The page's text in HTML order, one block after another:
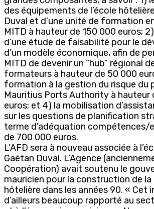
des équipements de l’école
Duval et d’une unité de formation
MITD à hauteur de 150 000 euros;
d’une étude de faisabilité pour le
d’un modèle économique, afin de
MITD de devenir un “hub” régional
formateurs à hauteur de 50 000
formation à la gestion du risque du
Mauritius Ports Authority à hauteur
euros; et 4) la mobilisation
sur les questions de planification
terme d’adéquation compétences/
de 700 000 euros.
L’AFD sera à nouveau associée à
Gaëtan Duval. L’Agence
Coopération) avait soutenu le
mauricien pour la construction de la
hôtelière dans les années 90. « Cet
d’ailleurs beaucoup rapporté au